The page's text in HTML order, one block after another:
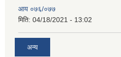
आय ०७६/०७७
मिति: 04/18/2021 - 13:02
अन्य